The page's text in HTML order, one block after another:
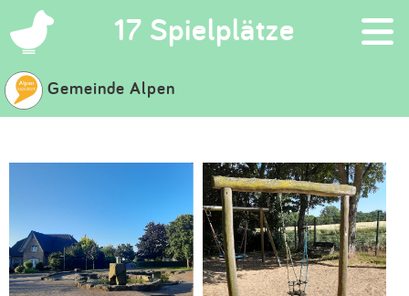
17 Spielplätze ×
Suchen
Eintragen
App
Blog
Gemeinde Alpen